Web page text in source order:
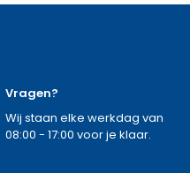
Vragen?
Wij staan elke werkdag van
08:00 - 17:00 voor je klaar.